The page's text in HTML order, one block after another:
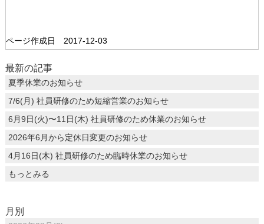
ページ作成日 2017-12-03
最新の記事
夏季休業のお知らせ
7/6(月) 社員研修のため短縮営業のお知らせ
6月9日(火)〜11日(木) 社員研修のため休業のお知らせ
2026年6月から定休日変更のお知らせ
4月16日(木) 社員研修のため臨時休業のお知らせ
もっとみる
月別